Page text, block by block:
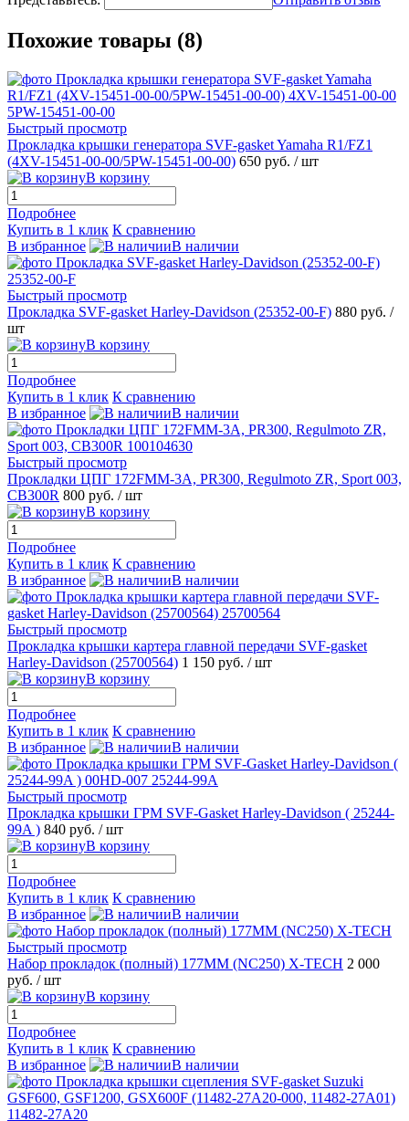
Похожие товары (8)
Быстрый просмотр
Прокладка крышки генератора SVF-gasket Yamaha R1/FZ1
(4XV-15451-00-00/5PW-15451-00-00) 650 руб. / шт
В корзину
Подробнее
Купить в 1 клик К сравнению
В избранное
В наличии
Быстрый просмотр
Прокладка SVF-gasket Harley-Davidson (25352-00-F) 880 руб. /
шт
В корзину
Подробнее
Купить в 1 клик К сравнению
В избранное
В наличии
Быстрый просмотр
Прокладки ЦПГ 172FMM-3А, PR300, Regulmoto ZR, Sport 003,
CB300R 800 руб. / шт
В корзину
Подробнее
Купить в 1 клик К сравнению
В избранное
В наличии
Быстрый просмотр
Прокладка крышки картера главной передачи SVF-gasket
Harley-Davidson (25700564) 1 150 руб. / шт
В корзину
Подробнее
Купить в 1 клик К сравнению
В избранное
В наличии
Быстрый просмотр
Прокладка крышки ГРМ SVF-Gasket Harley-Davidson ( 25244-
99A ) 840 руб. / шт
В корзину
Подробнее
Купить в 1 клик К сравнению
В избранное
В наличии
Быстрый просмотр
Набор прокладок (полный) 177MM (NC250) X-TECH 2 000
руб. / шт
В корзину
Подробнее
Купить в 1 клик К сравнению
В избранное
В наличии